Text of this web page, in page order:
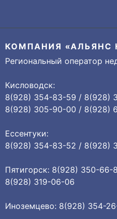
КОМПАНИЯ «АЛЬЯНС
Региональный оператор
Кисловодск:
8(928) 354-83-59 / 8(928)
8(928) 305-90-00 / 8(928)
Ессентуки:
8(928) 354-83-52 / 8(928)
Пятигорск: 8(928) 350-
8(928) 319-06-06
Иноземцево: 8(928) 354-